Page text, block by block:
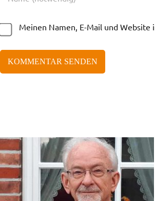
Meinen Namen, E-Mail und